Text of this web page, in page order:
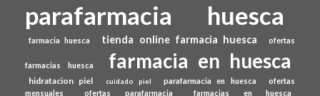
parafarmacia huesca
farmacia huesca tienda online farmacia huesca ofertas
farmacias huesca farmacia en huesca
hidratacion piel cuidado piel parafarmacia en huesca
ofertas
mensuales
ofertas parafarmacia farmacias en huesca